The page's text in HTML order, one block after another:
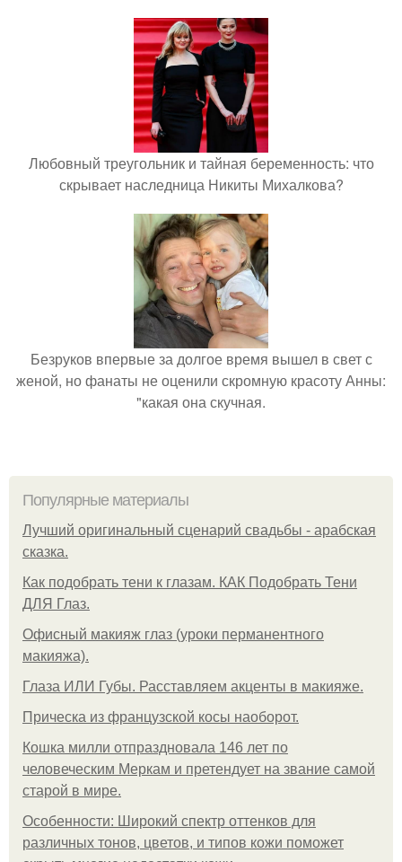
Любовный треугольник и тайная беременность: что
скрывает наследница Никиты Михалкова?
Безруков впервые за долгое время вышел в свет с
женой, но фанаты не оценили скромную красоту Анны:
"какая она скучная.
Популярные материалы
Лучший оригинальный сценарий свадьбы - арабская
сказка.
Как подобрать тени к глазам. КАК Подобрать Тени
ДЛЯ Глаз.
Офисный макияж глаз (уроки перманентного
макияжа).
Глаза ИЛИ Губы. Расставляем акценты в макияже.
Прическа из французской косы наоборот.
Кошка милли отпраздновала 146 лет по
человеческим Меркам и претендует на звание самой
старой в мире.
Особенности: Широкий спектр оттенков для
различных тонов, цветов, и типов кожи поможет